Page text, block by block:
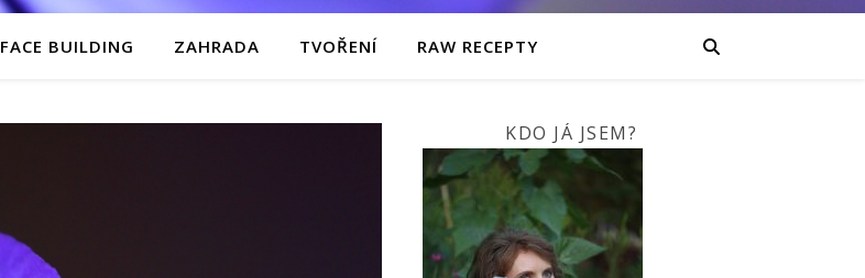
FACE BUILDING ZAHRADA TVOŘENÍ RAW RECEPTY
KDO JÁ JSEM?